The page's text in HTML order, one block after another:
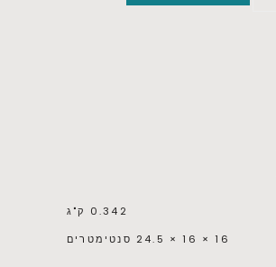
0.342 ק"ג
16 × 16 × 24.5 סנטימטרים